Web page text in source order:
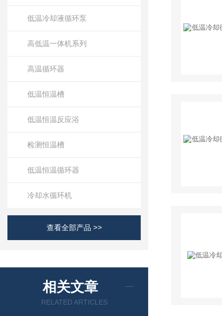
低温冷却液循环泵
高低温一体机系列
高温循环器
低温恒温槽
低温恒温反应浴
检测恒温槽
低温恒温循环器
冷却水循环机
查看全部产品 >>
相关文章
RELATED ARTICLES